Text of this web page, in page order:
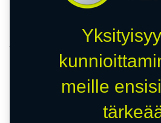
Tyhjennä suodattimet
Emme
meille